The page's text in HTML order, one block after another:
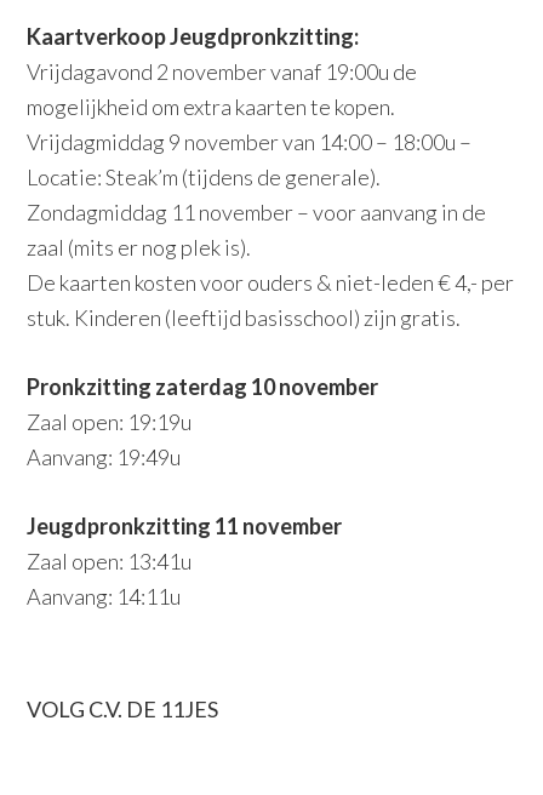
Kaartverkoop Jeugdpronkzitting:
Vrijdagavond 2 november vanaf 19:00u de
mogelijkheid om extra kaarten te kopen.
Vrijdagmiddag 9 november van 14:00 – 18:00u –
Locatie: Steak’m (tijdens de generale).
Zondagmiddag 11 november – voor aanvang in de
zaal (mits er nog plek is).
De kaarten kosten voor ouders & niet-leden € 4,- per
stuk. Kinderen (leeftijd basisschool) zijn gratis.
Pronkzitting zaterdag 10 november
Zaal open: 19:19u
Aanvang: 19:49u
Jeugdpronkzitting 11 november
Zaal open: 13:41u
Aanvang: 14:11u
PRIMAIRE
VOLG C.V. DE 11JES